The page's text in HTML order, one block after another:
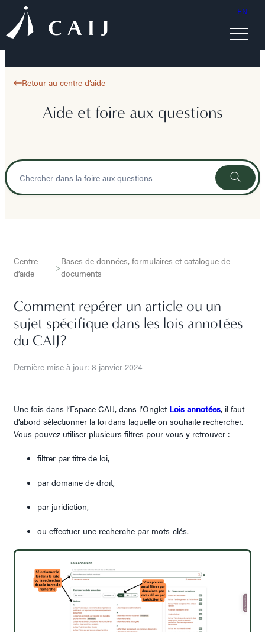
EN
Retour au centre d’aide
Aide et foire aux questions
Centre
d’aide
>
Bases de données, formulaires et catalogue de
documents
Comment repérer un article ou un
sujet spécifique dans les lois annotées
du CAIJ?
Dernière mise à jour: 8 janvier 2024
Une fois dans l’Espace CAIJ, dans l’Onglet Lois annotées, il faut
d’abord sélectionner la loi dans laquelle on souhaite rechercher.
Vous pouvez utiliser plusieurs filtres pour vous y retrouver :
filtrer par titre de loi,
par domaine de droit,
par juridiction,
ou effectuer une recherche par mots-clés.